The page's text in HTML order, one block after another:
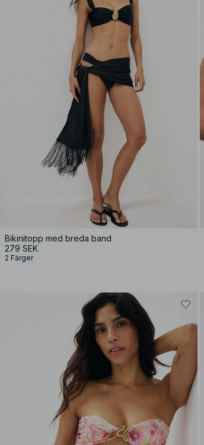
Bikinitopp med breda band
279 SEK
2 Färger